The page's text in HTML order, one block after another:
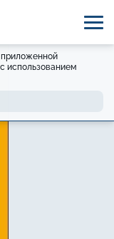
приложенной
использованием